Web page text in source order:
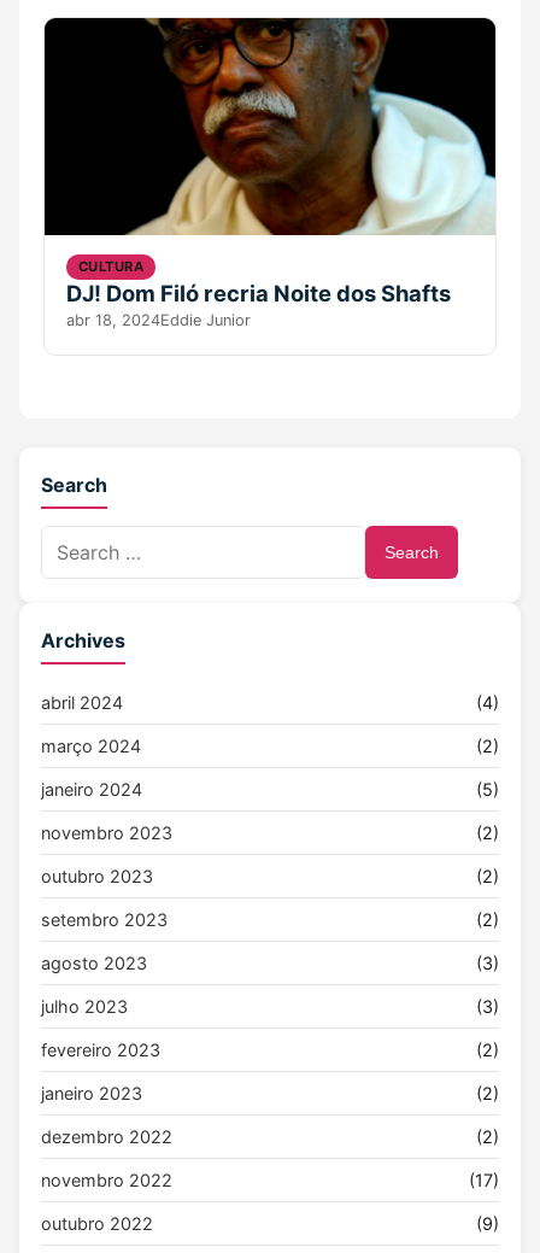
CULTURA
DJ! Dom Filó recria Noite dos Shafts
abr 18, 2024Eddie Junior
Search
Search
Archives
abril 2024 (4)
março 2024 (2)
janeiro 2024 (5)
novembro 2023 (2)
outubro 2023 (2)
setembro 2023 (2)
agosto 2023 (3)
julho 2023 (3)
fevereiro 2023 (2)
janeiro 2023 (2)
dezembro 2022 (2)
novembro 2022 (17)
outubro 2022 (9)